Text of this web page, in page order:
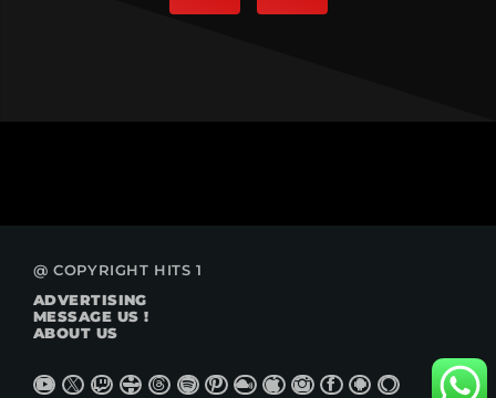
@ COPYRIGHT HITS 1
ADVERTISING
MESSAGE US !
ABOUT US